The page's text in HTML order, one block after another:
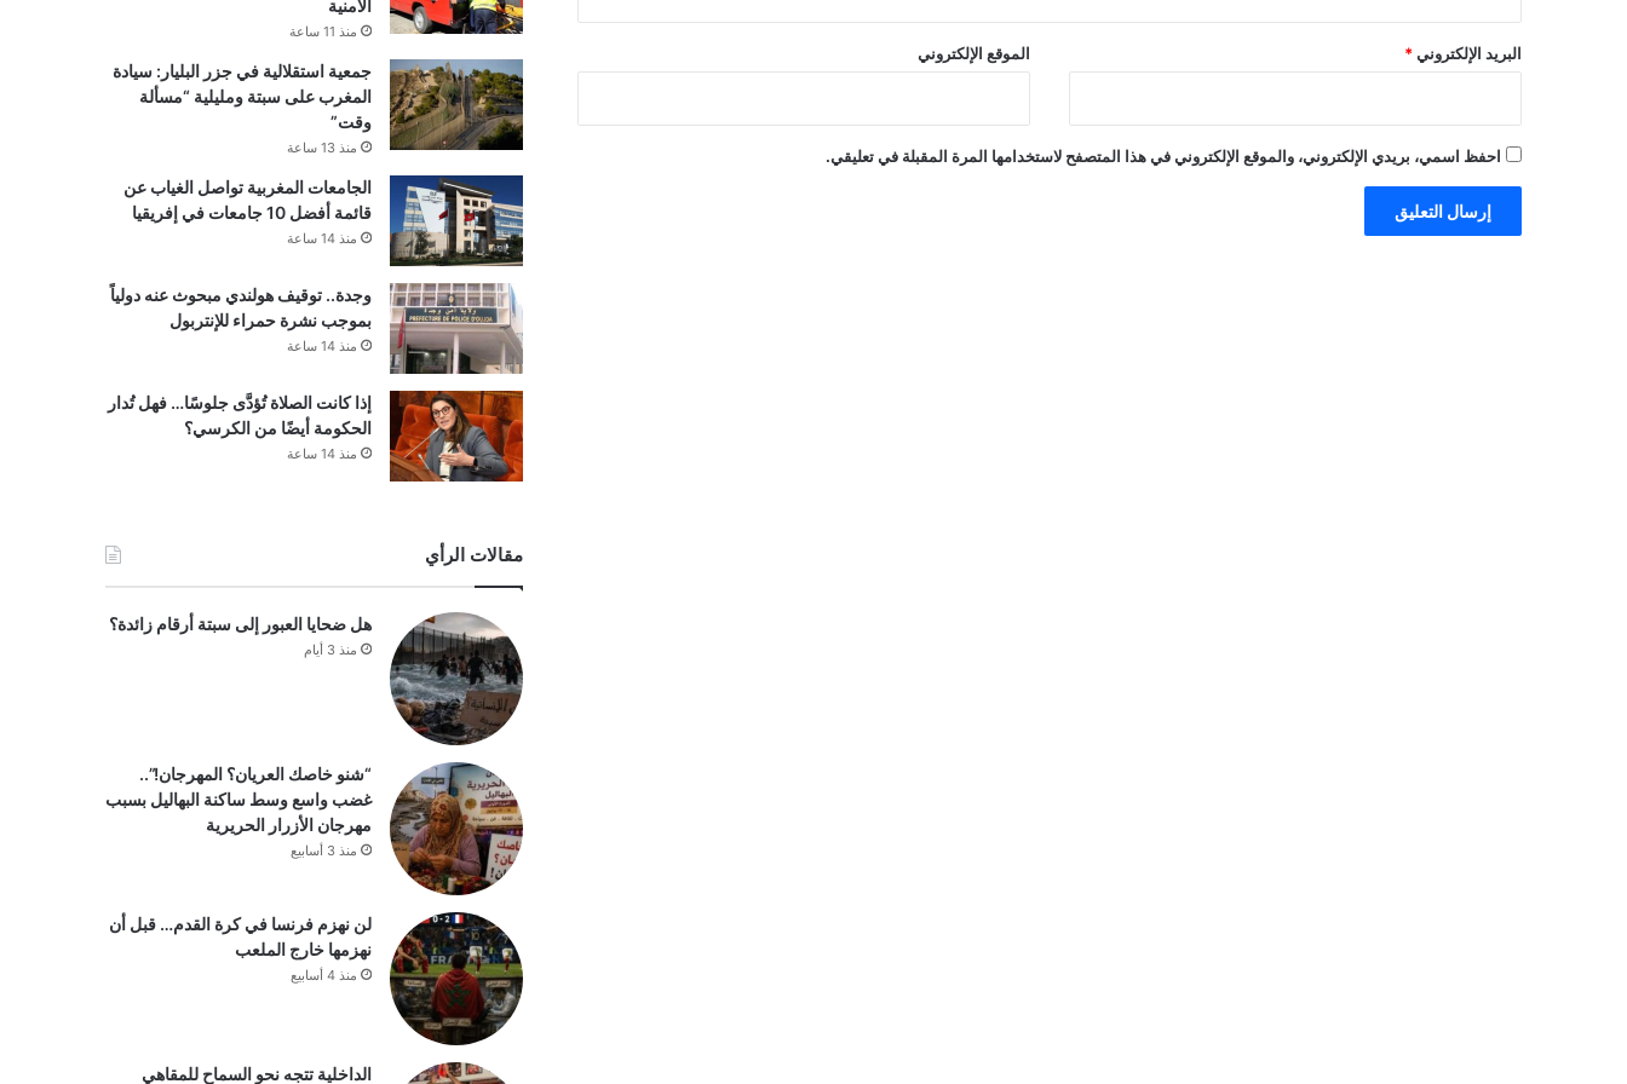
البريد الإلكتروني * الموقع الإلكتروني
احفظ اسمي، بريدي الإلكتروني، والموقع الإلكتروني في هذا المتصفح لاستخدامها المرة المقبلة في تعليقي.
الأمنية
منذ 11 ساعة
جمعية استقلالية في جزر البليار: سيادة
المغرب على سبتة ومليلية “مسألة
وقت”
منذ 13 ساعة
الجامعات المغربية تواصل الغياب عن
قائمة أفضل 10 جامعات في إفريقيا
منذ 14 ساعة
وجدة.. توقيف هولندي مبحوث عنه دولياً
بموجب نشرة حمراء للإنتربول
منذ 14 ساعة
إذا كانت الصلاة تُؤدَّى جلوسًا… فهل تُدار
الحكومة أيضًا من الكرسي؟
منذ 14 ساعة
مقالات الرأي
هل ضحايا العبور إلى سبتة أرقام زائدة؟
منذ 3 أيام
“شنو خاصك العريان؟ المهرجان!”..
غضب واسع وسط ساكنة البهاليل بسبب
مهرجان الأزرار الحريرية
منذ 3 أسابيع
لن نهزم فرنسا في كرة القدم… قبل أن
نهزمها خارج الملعب
منذ 4 أسابيع
الداخلية تتجه نحو السماح للمقاهي